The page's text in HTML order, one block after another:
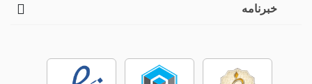
خبرنامه